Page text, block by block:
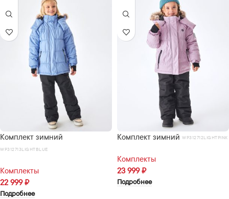
Комплект зимний
WP312713LIGHTBLUE
Комплекты
22 999₽
Подробнее
Комплект зимний WP312712LIGHTPINK
Комплекты
23 999₽
Подробнее